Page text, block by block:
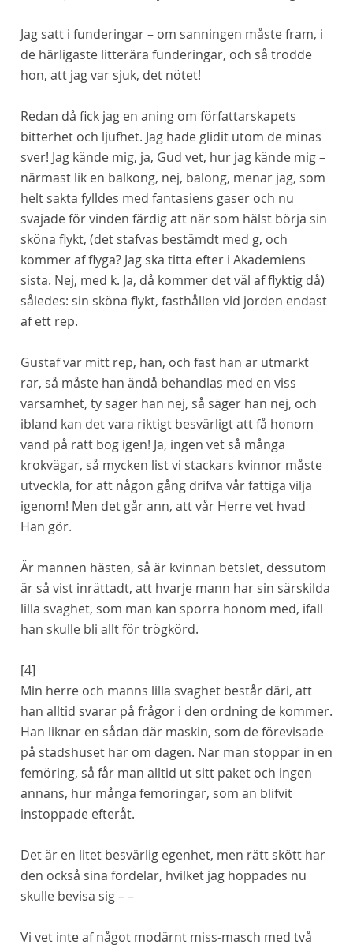
Jag satt i funderingar – om sanningen måste fram, i
de härligaste litterära funderingar, och så trodde
hon, att jag var sjuk, det nötet!
Redan då fick jag en aning om författarskapets
bitterhet och ljufhet. Jag hade glidit utom de minas
sver! Jag kände mig, ja, Gud vet, hur jag kände mig –
närmast lik en balkong, nej, balong, menar jag, som
helt sakta fylldes med fantasiens gaser och nu
svajade för vinden färdig att när som hälst börja sin
sköna flykt, (det stafvas bestämdt med g, och
kommer af flyga? Jag ska titta efter i Akademiens
sista. Nej, med k. Ja, då kommer det väl af flyktig då)
således: sin sköna flykt, fasthållen vid jorden endast
af ett rep.
Gustaf var mitt rep, han, och fast han är utmärkt
rar, så måste han ändå behandlas med en viss
varsamhet, ty säger han nej, så säger han nej, och
ibland kan det vara riktigt besvärligt att få honom
vänd på rätt bog igen! Ja, ingen vet så många
krokvägar, så mycken list vi stackars kvinnor måste
utveckla, för att någon gång drifva vår fattiga vilja
igenom! Men det går ann, att vår Herre vet hvad
Han gör.
Är mannen hästen, så är kvinnan betslet, dessutom
är så vist inrättadt, att hvarje mann har sin särskilda
lilla svaghet, som man kan sporra honom med, ifall
han skulle bli alltför trögkörd.
[4]
Min herre och manns lilla svaghet består däri, att
han alltid svarar på frågor i den ordning de kommer.
Han liknar en sådan där maskin, som de förevisade
på stadshuset här om dagen. När man stoppar in en
femöring, så får man alltid ut sitt paket och ingen
annans, hur många femöringar, som än blifvit
instoppade efteråt.
Det är en litet besvärlig egenhet, men rätt skött har
den också sina fördelar, hvilket jag hoppades nu
skulle bevisa sig – –
Vi vet inte af något modärnt miss-masch med två